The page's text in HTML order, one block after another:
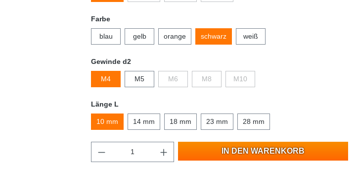
Farbe
blau gelb orange schwarz weiß
Gewinde d2
M4 M5 M6 M8 M10
Länge L
10 mm 14 mm 18 mm 23 mm 28 mm
IN DEN WARENKORB